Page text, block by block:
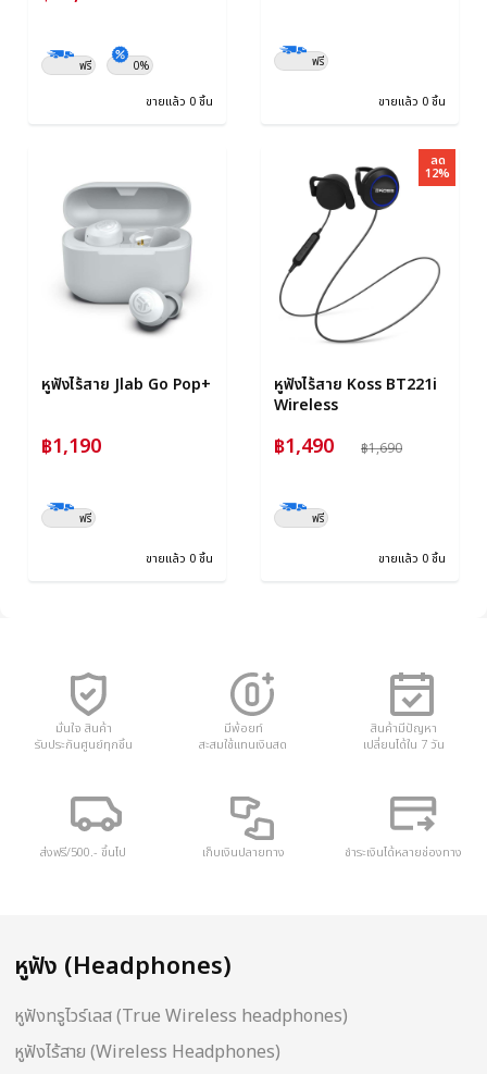
ฟรี 0%
ขายแล้ว 0 ชิ้น
ฟรี
ขายแล้ว 0 ชิ้น
หูฟังไร้สาย Jlab Go Pop+
฿1,190
ฟรี
ขายแล้ว 0 ชิ้น
ลด
12%
หูฟังไร้สาย Koss BT221i
Wireless
฿1,490 ฿1,690
ฟรี
ขายแล้ว 0 ชิ้น
มั่นใจ สินค้า
รับประกันศูนย์ทุกชิ้น
มีพ้อยท์
สะสมใช้แทนเงินสด
สินค้ามีปัญหา
เปลี่ยนได้ใน 7 วัน
ส่งฟรี/500.- ขึ้นไป เก็บเงินปลายทาง ชำระเงินได้หลายช่องทาง
หูฟัง (Headphones)
หูฟังทรูไวร์เลส (True Wireless headphones)
หูฟังไร้สาย (Wireless Headphones)